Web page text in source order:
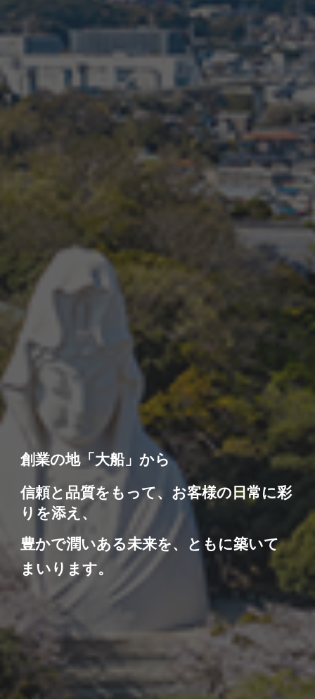
創業の地「大船」から
信頼と品質をもって、お客様の日常に彩
りを添え、
豊かで潤いある未来を、ともに築いて
まいります。